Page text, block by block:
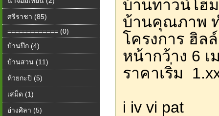
ศรีราชา (85)
============= (0)
บ้านปึก (4)
บ้านสวน (11)
ห้วยกะปิ (5)
เสม็ด (1)
อ่างศิลา (5)
บ้านทาวน์โฮ
บ้านคุณภาพ
โครงการ ฮิล
หน้ากว้าง 6 เ
ราคาเริ่ม
i iv vi pat